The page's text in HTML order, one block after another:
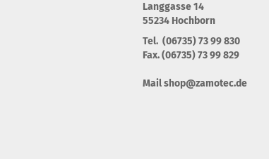
Langgasse 14
55234 Hochborn
Tel. (06735) 73 99 830
Fax. (06735) 73 99 829
Mail shop@zamotec.de